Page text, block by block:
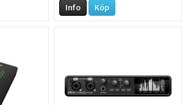
Info Köp